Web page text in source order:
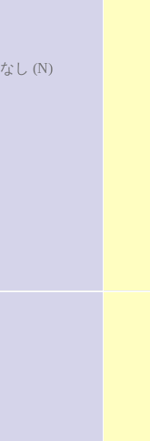
なし (N)